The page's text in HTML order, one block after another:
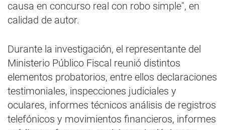
causa en concurso real con robo simple", en
calidad de autor.
Durante la investigación, el representante del
Ministerio Público Fiscal reunió distintos
elementos probatorios, entre ellos declaraciones
testimoniales, inspecciones judiciales y
oculares, informes técnicos análisis de registros
telefónicos y movimientos financieros, informes